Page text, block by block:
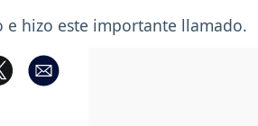
e hizo este importante llamado.